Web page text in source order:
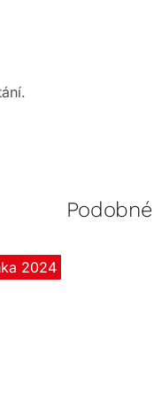
Podobné
2024